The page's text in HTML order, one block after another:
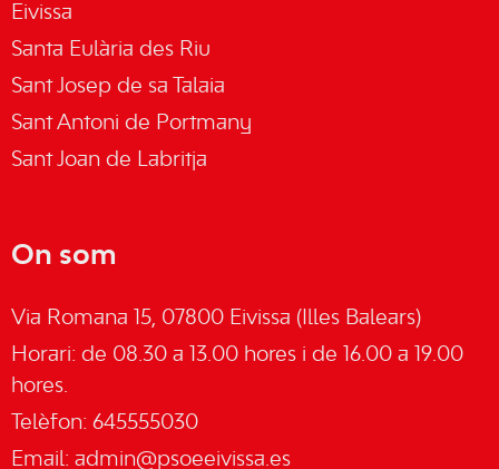
Eivissa
Santa Eulària des Riu
Sant Josep de sa Talaia
Sant Antoni de Portmany
Sant Joan de Labritja
On som
Via Romana 15, 07800 Eivissa (Illes Balears)
Horari: de 08.30 a 13.00 hores i de 16.00 a 19.00
hores.
Telèfon: 645555030
Email: admin@psoeeivissa.es